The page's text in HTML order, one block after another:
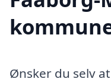
Ønsker du selv